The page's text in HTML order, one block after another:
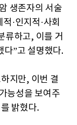
생존자의 서술
·인지적·사회
류하고, 이를 거
다”고 설명했다.
지만, 이번 결
능성을 보여주
밝혔다.